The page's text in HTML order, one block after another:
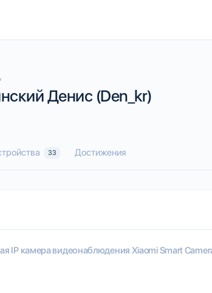
Денис (Den_kr)
33 Достижения
IP камера видеонаблюдения Xiaomi Smart